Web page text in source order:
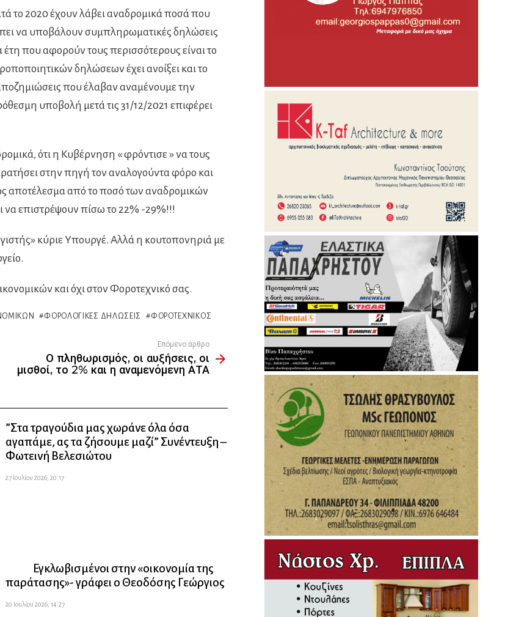
το 2020 έχουν λάβει αναδρομικά ποσά που
να υποβάλουν συμπληρωματικές δηλώσεις
που αφορούν τους περισσότερους είναι το
δηλώσεων έχει ανοίξει και το
που έλαβαν αναμένουμε την
υποβολή μετά τις 31/12/2021 επιφέρει
ότι η Κυβέρνηση « φρόντισε » να τους
στην πηγή τον αναλογούντα φόρο και
αποτέλεσμα από το ποσό των αναδρομικών
να επιστρέψουν πίσω το 22% -29%!!!
κύριε Υπουργέ. Αλλά η κουτοπονηριά με
και όχι στον Φοροτεχνικό σας.
ΦΟΡΟΛΟΓΙΚΈΣ ΔΗΛΏΣΕΙΣ ΦΟΡΟΤΕΧΝΙΚΌΣ
Επόμενο άρθρο
Ο πληθωρισμός, οι αυξήσεις, οι
μισθοί, το 2% και η αναμενόμενη ΑΤΑ
”Στα τραγούδια μας χωράνε όλα όσα
αγαπάμε, ας τα ζήσουμε μαζί” Συνέντευξη –
Φωτεινή Βελεσιώτου
27 Ιουλίου 2026, 20:17
Εγκλωβισμένοι στην «οικονομία της
παράτασης»- γράφει ο Θεοδόσης Γεώργιος
20 Ιουλίου 2026, 14:27